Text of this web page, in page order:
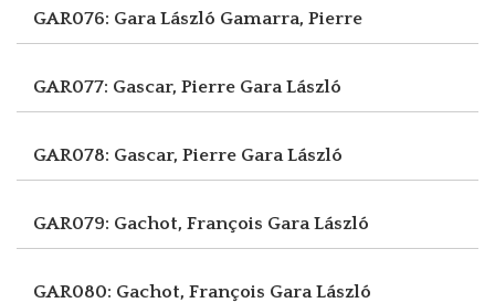
GAR076: Gara László Gamarra, Pierre
GAR077: Gascar, Pierre Gara László
GAR078: Gascar, Pierre Gara László
GAR079: Gachot, François Gara László
GAR080: Gachot, François Gara László